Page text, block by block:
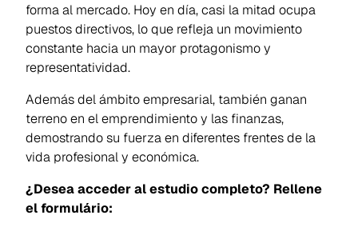
forma al mercado. Hoy en día, casi la mitad ocupa
puestos directivos, lo que refleja un movimiento
constante hacia un mayor protagonismo y
representatividad.
Además del ámbito empresarial, también ganan
terreno en el emprendimiento y las finanzas,
demostrando su fuerza en diferentes frentes de la
vida profesional y económica.
¿Desea acceder al estudio completo? Rellene
el formulário: